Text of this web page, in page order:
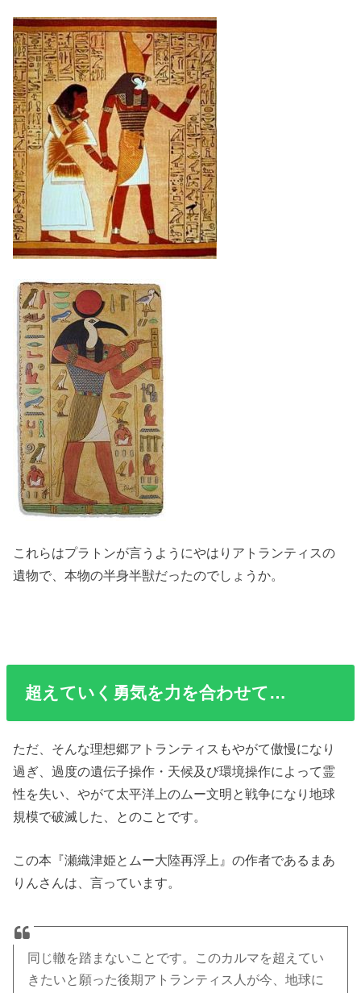
これらはプラトンが言うようにやはりアトランティスの
遺物で、本物の半身半獣だったのでしょうか。
超えていく勇気を力を合わせて…
ただ、そんな理想郷アトランティスもやがて傲慢になり
過ぎ、過度の遺伝子操作・天候及び環境操作によって霊
性を失い、やがて太平洋上のムー文明と戦争になり地球
規模で破滅した、とのことです。
この本『瀬織津姫とムー大陸再浮上』の作者であるまあ
りんさんは、言っています。
同じ轍を踏まないことです。このカルマを超えてい
きたいと願った後期アトランティス人が今、地球に